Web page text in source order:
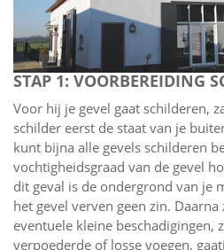
STAP 1: VOORBEREIDING
Voor hij je gevel gaat schilderen,
schilder eerst de staat van je
kunt bijna alle gevels schilderen
vochtigheidsgraad van de gevel
dit geval is de ondergrond van je
het gevel verven geen zin.
eventuele kleine beschadigingen,
verpoederde of losse voegen,